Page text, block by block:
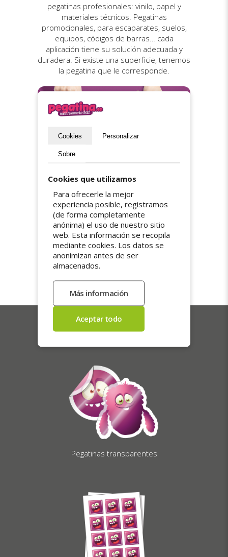
pegatinas profesionales: vinilo, papel y
materiales técnicos. Pegatinas
promocionales, para escaparates, suelos,
equipos, códigos de barras… cada
aplicación tiene su solución adecuada y
duradera. Si existe una superficie, tenemos
la pegatina que le corresponde.
Envío gratuito
El envío es gratuito en toda España.
Nuestros pedidos se preparan con cuidado
y se envían en 5 días laborables. Paquetes
con seguimiento y entrega en mano contra
impecable.
Nuestros más vendidos
Pegatinas transparentes
Cookies Personalizar
Sobre
Cookies que utilizamos
Para ofrecerle la mejor
experiencia posible, registramos
(de forma completamente
anónima) el uso de nuestro sitio
web. Esta información se recopila
mediante cookies. Los datos se
anonimizan antes de ser
almacenados.